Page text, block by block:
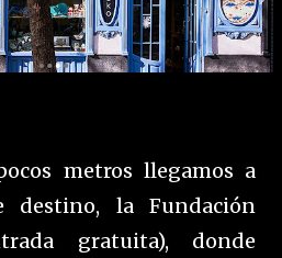
metros llegamos a
destino, la Fundación
gratuita), donde